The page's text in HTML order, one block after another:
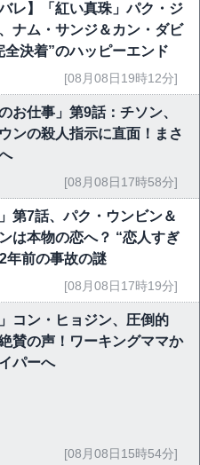
レ】「紅い真珠」パク・ジ
ナム・サンジ＆カン・ダビ
決着”のハッピーエンド
[08月08日19時12分]
お仕事」第9話：チソン、
ンの殺人指示に直面！まさ
[08月08日17時58分]
第7話、パク・ウンビン＆
は本物の恋へ？ “恋人すぎ
年前の事故の謎
[08月08日17時19分]
コン・ヒョジン、圧倒的
賛の声！ワーキングママか
パーへ
[08月08日15時54分]